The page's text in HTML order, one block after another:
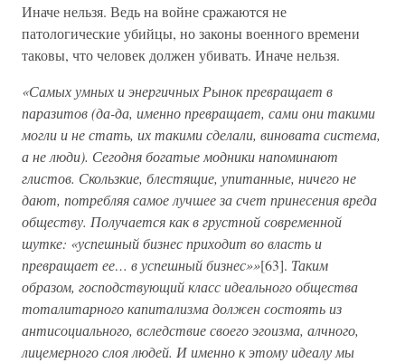
Иначе нельзя. Ведь на войне сражаются не
патологические убийцы, но законы военного времени
таковы, что человек должен убивать. Иначе нельзя.
«Самых умных и энергичных Рынок превращает в
паразитов (да-да, именно превращает, сами они такими
могли и не стать, их такими сделали, виновата система,
а не люди). Сегодня богатые модники напоминают
глистов. Скользкие, блестящие, упитанные, ничего не
дают, потребляя самое лучшее за счет принесения вреда
обществу. Получается как в грустной современной
шутке: «успешный бизнес приходит во власть и
превращает ее… в успешный бизнес»»[63]. Таким
образом, господствующий класс идеального общества
тоталитарного капитализма должен состоять из
антисоциального, вследствие своего эгоизма, алчного,
лицемерного слоя людей. И именно к этому идеалу мы